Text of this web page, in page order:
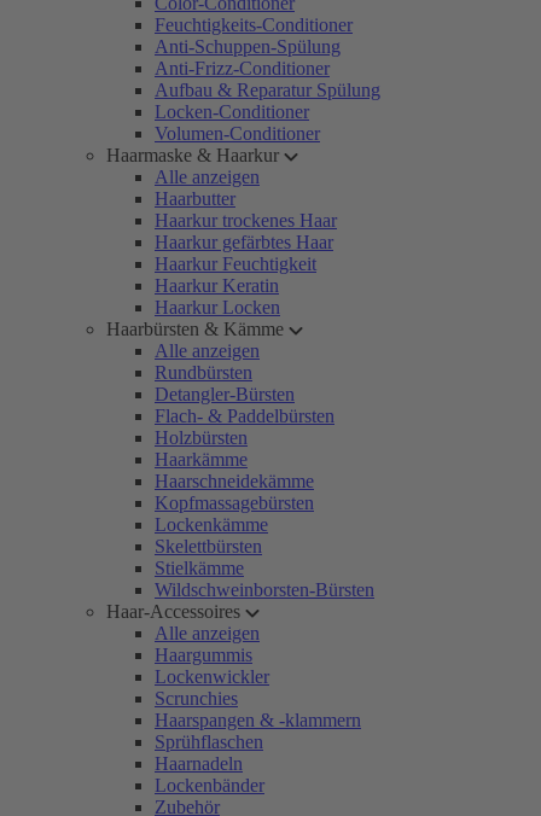
Feuchtigkeits-Conditioner
Anti-Schuppen-Spülung
Anti-Frizz-Conditioner
Aufbau & Reparatur Spülung
Locken-Conditioner
Volumen-Conditioner
Haarmaske & Haarkur
Alle anzeigen
Haarbutter
Haarkur trockenes Haar
Haarkur gefärbtes Haar
Haarkur Feuchtigkeit
Haarkur Keratin
Haarkur Locken
Haarbürsten & Kämme
Alle anzeigen
Rundbürsten
Detangler-Bürsten
Flach- & Paddelbürsten
Holzbürsten
Haarkämme
Haarschneidekämme
Kopfmassagebürsten
Lockenkämme
Skelettbürsten
Stielkämme
Wildschweinborsten-Bürsten
Haar-Accessoires
Alle anzeigen
Haargummis
Lockenwickler
Scrunchies
Haarspangen & -klammern
Sprühflaschen
Haarnadeln
Lockenbänder
Zubehör